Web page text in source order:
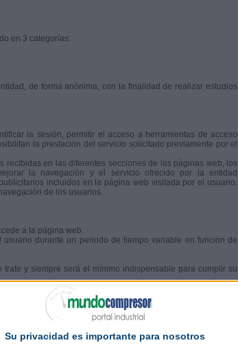
Su privacidad es importante para nosotros
en 3 categorías:
de forma anónima, con la finalidad de realizar estudios
la sesión, permitir el acceso a herramientas de acceso
la prestación del servicio solicitado previamente por el
en las diferentes secciones de las páginas web, los
la navegación y el servicio ofrecido por la entidad
incluidos en la página web visitada por el usuario.
de los usuarios.
a la página web.
durante un periodo de tiempo variable en función de
y siempre será el mínimo indispensable para cumplir su
detalles, se indica a continuación: